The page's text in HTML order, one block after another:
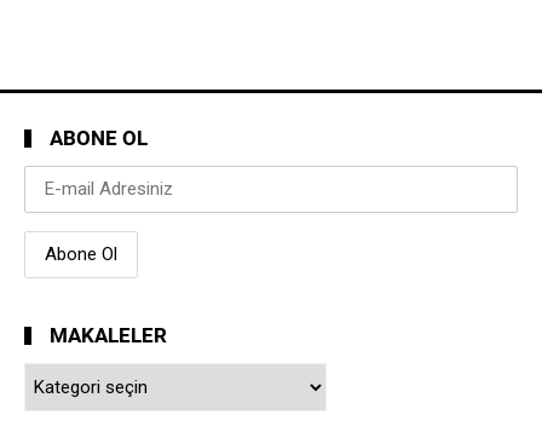
ABONE OL
MAKALELER
Makaleler